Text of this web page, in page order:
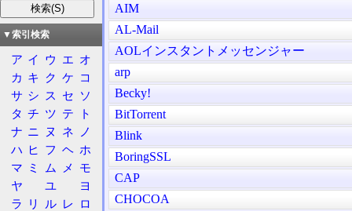
AIM
AL-Mail
AOLインスタントメッセンジャー
arp
Becky!
BitTorrent
Blink
BoringSSL
CAP
CHOCOA
▼索引検索
ア イ ウ エ オ
カ キ ク ケ コ
サ シ ス セ ソ
タ チ ツ テ
ト
ナ ニ ヌ ネ
ノ
ハ ヒ フ ヘ ホ
マ ミ ム メ
モ
ヤ
ユ
ヨ
ラ
リ ル レ ロ